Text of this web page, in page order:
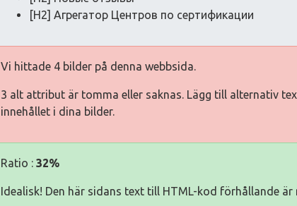
[H2] Агрегатор Центров по сертификации
Vi hittade 4 bilder på denna webbsida.
3 alt attribut är tomma eller saknas. Lägg till alternativ
innehållet i dina bilder.
Ratio : 32%
Idealisk! Den här sidans text till HTML-kod förhållande är